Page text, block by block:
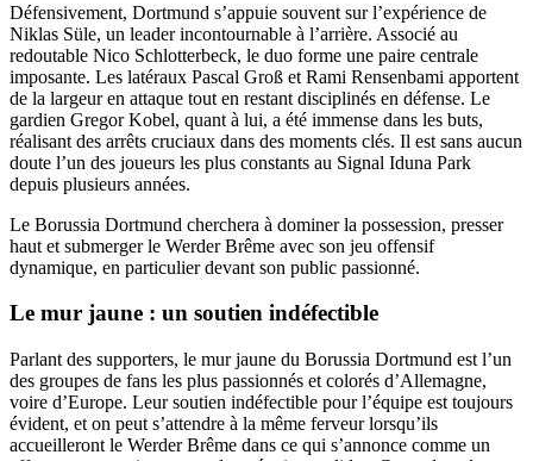
Défensivement, Dortmund s’appuie souvent sur l’expérience de
Niklas Süle, un leader incontournable à l’arrière. Associé au
redoutable Nico Schlotterbeck, le duo forme une paire centrale
imposante. Les latéraux Pascal Groß et Rami Rensenbami apportent
de la largeur en attaque tout en restant disciplinés en défense. Le
gardien Gregor Kobel, quant à lui, a été immense dans les buts,
réalisant des arrêts cruciaux dans des moments clés. Il est sans aucun
doute l’un des joueurs les plus constants au Signal Iduna Park
depuis plusieurs années.
Le Borussia Dortmund cherchera à dominer la possession, presser
haut et submerger le Werder Brême avec son jeu offensif
dynamique, en particulier devant son public passionné.
Le mur jaune : un soutien indéfectible
Parlant des supporters, le mur jaune du Borussia Dortmund est l’un
des groupes de fans les plus passionnés et colorés d’Allemagne,
voire d’Europe. Leur soutien indéfectible pour l’équipe est toujours
évident, et on peut s’attendre à la même ferveur lorsqu’ils
accueilleront le Werder Brême dans ce qui s’annonce comme un